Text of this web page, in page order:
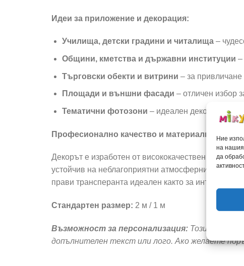
Ние
на нашия
да
Идеи за приложение и декорация:
Училища, детски градини и читалища–
Общини, кметства и държавни институции –
Търговски обекти и витрини – за
Площади и външни фасади – отличен избор
Тематични фотозони – идеален декор за
Професионално качество и материали:
Декорът е изработен от висококачествен винил
устойчив на неблагоприятни атмосферни
прави трансперанта идеален както за интериорна
Стандартен размер: 2 м / 1 м
Възможност за персонализация: Този
допълнителен текст или лого. Ако желаете